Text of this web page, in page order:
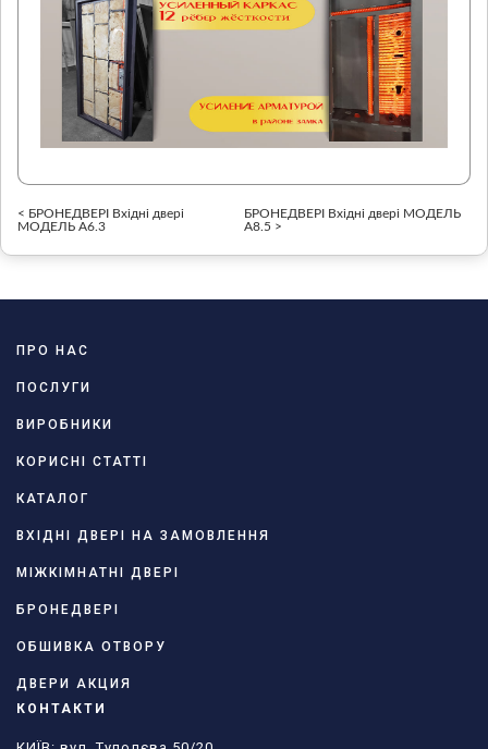
< БРОНЕДВЕРІ Вхідні двері
МОДЕЛЬ А6.3
БРОНЕДВЕРІ Вхідні двері МОДЕЛЬ
А8.5 >
ПРО НАС
ПОСЛУГИ
ВИРОБНИКИ
КОРИСНІ СТАТТІ
КАТАЛОГ
ВХІДНІ ДВЕРІ НА ЗАМОВЛЕННЯ
МІЖКІМНАТНІ ДВЕРІ
БРОНЕДВЕРІ
ОБШИВКА ОТВОРУ
ДВЕРИ АКЦИЯ
КОНТАКТИ